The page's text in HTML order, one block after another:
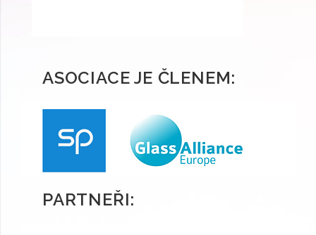
ASOCIACE JE ČLENEM:
PARTNEŘI: